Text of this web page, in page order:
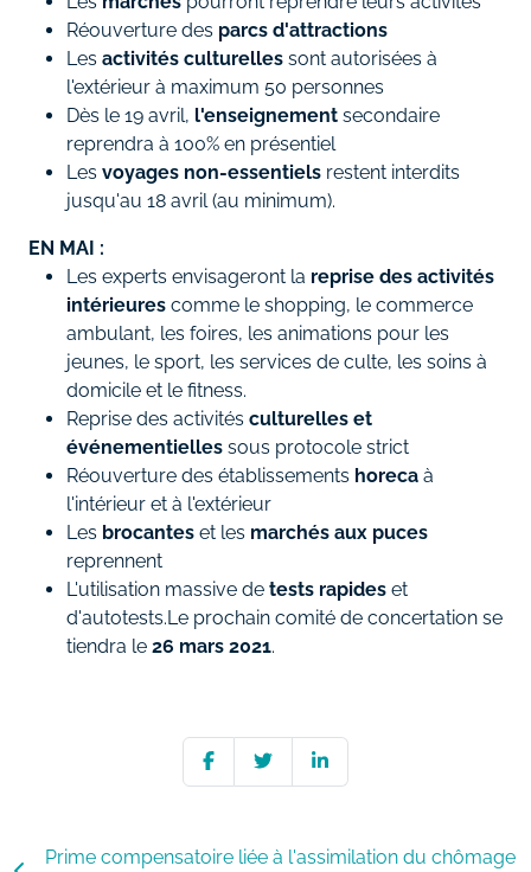
Réouverture des parcs d'attractions
Les activités culturelles sont autorisées à
l'extérieur à maximum 50 personnes
Dès le 19 avril, l'enseignement secondaire
reprendra à 100% en présentiel
Les voyages non-essentiels restent interdits
jusqu'au 18 avril (au minimum).
EN MAI :
Les experts envisageront la reprise des activités
intérieures comme le shopping, le commerce
ambulant, les foires, les animations pour les
jeunes, le sport, les services de culte, les soins à
domicile et le fitness.
Reprise des activités culturelles et
événementielles sous protocole strict
Réouverture des établissements horeca à
l'intérieur et à l'extérieur
Les brocantes et les marchés aux puces
reprennent
L'utilisation massive de tests rapides et
d'autotests.Le prochain comité de concertation se
tiendra le 26 mars 2021.
Prime compensatoire liée à l'assimilation du chômage